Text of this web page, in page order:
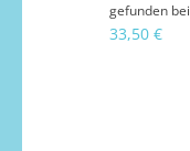
gefunden bei
33,50 €